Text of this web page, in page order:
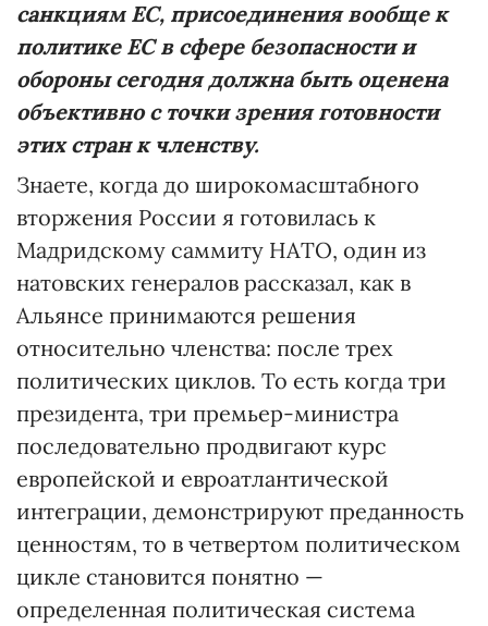
санкциям ЕС, присоединения вообще к
политике ЕС в сфере безопасности и
обороны сегодня должна быть оценена
объективно с точки зрения готовности
этих стран к членству.
Знаете, когда до широкомасштабного
вторжения России я готовилась к
Мадридскому саммиту НАТО, один из
натовских генералов рассказал, как в
Альянсе принимаются решения
относительно членства: после трех
политических циклов. То есть когда три
президента, три премьер-министра
последовательно продвигают курс
европейской и евроатлантической
интеграции, демонстрируют преданность
ценностям, то в четвертом политическом
цикле становится понятно —
определенная политическая система